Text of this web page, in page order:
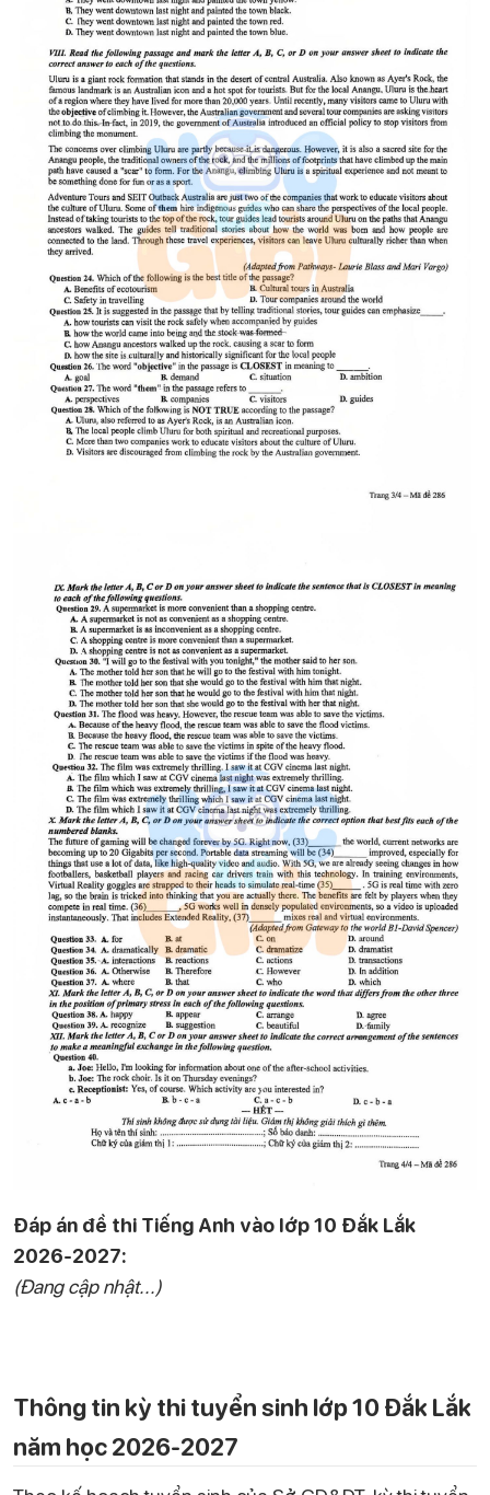
Đáp án đề thi Tiếng Anh vào lớp 10 Đắk Lắk
2026-2027:
(Đang cập nhật...)
Thông tin kỳ thi tuyển sinh lớp 10 Đắk Lắk
năm học 2026-2027